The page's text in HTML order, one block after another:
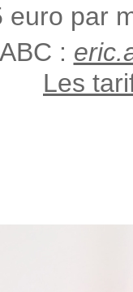
euro par
:
Les